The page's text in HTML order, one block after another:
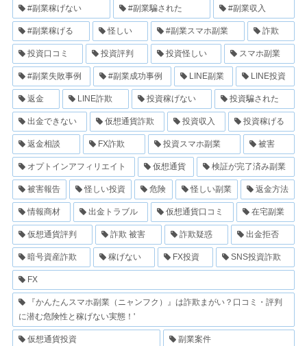
#副業稼げない #副業騙された #副業収入
#副業稼げる 怪しい #副業スマホ副業 詐欺
投資口コミ 投資評判 投資怪しい スマホ副業
#副業失敗事例 #副業成功事例 LINE副業 LINE投資
返金 LINE詐欺 投資稼げない 投資騙された
出金できない 仮想通貨詐欺 投資収入 投資稼げる
返金相談 FX詐欺 投資スマホ副業 被害
オプトインアフィリエイト 仮想通貨 検証が完了済み副業
被害報告 怪しい投資 危険 怪しい副業 返金方法
情報商材 出金トラブル 仮想通貨口コミ 在宅副業
仮想通貨評判 詐欺 被害 詐欺疑惑 出金拒否
暗号資産詐欺 稼げない FX投資 SNS投資詐欺
FX
『かんたんスマホ副業（ニャンフク）』は詐欺まがい？口コミ・評判
に潜む危険性と稼げない実態！'
仮想通貨投資 副業案件